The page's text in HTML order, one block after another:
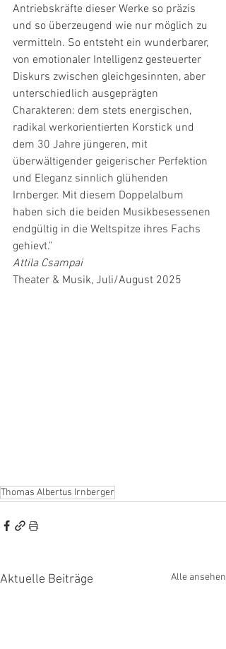
Antriebskräfte dieser Werke so präzis
und so überzeugend wie nur möglich zu
vermitteln. So entsteht ein wunderbarer,
von emotionaler Intelligenz gesteuerter
Diskurs zwischen gleichgesinnten, aber
unterschiedlich ausgeprägten
Charakteren: dem stets energischen,
radikal werkorientierten Korstick und
dem 30 Jahre jüngeren, mit
überwältigender geigerischer Perfektion
und Eleganz sinnlich glühenden
Irnberger. Mit diesem Doppelalbum
haben sich die beiden Musikbesessenen
endgültig in die Weltspitze ihres Fachs
gehievt."
Attila Csampai
Theater & Musik, Juli/August 2025
Thomas Albertus Irnberger
Aktuelle Beiträge Alle ansehen